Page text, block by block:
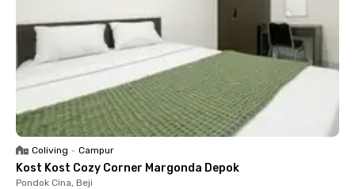
Coliving • Campur
Kost Kost Cozy Corner Margonda Depok
Pondok Cina, Beji